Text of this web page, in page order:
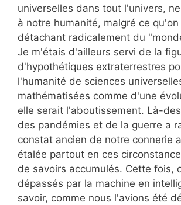
universelles dans tout l'univers,
à notre humanité, malgré ce
détachant radicalement du
Je m'étais d'ailleurs servi de la
d'hypothétiques extraterrestres
l'humanité de sciences
mathématisées comme d'une
elle serait l'aboutissement. Là-
des pandémies et de la guerre a
constat ancien de notre connerie
étalée partout en ces
de savoirs accumulés. Cette fois,
dépassés par la machine en
savoir, comme nous l'avions été